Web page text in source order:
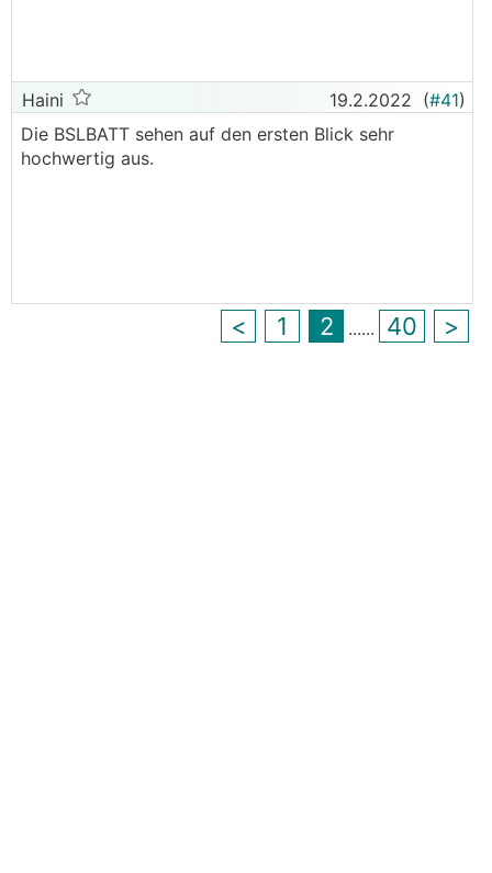
Haini 19.2.2022 (#41)
Die BSLBATT sehen auf den ersten Blick sehr
hochwertig aus.
< 1 2 ...... 40 >